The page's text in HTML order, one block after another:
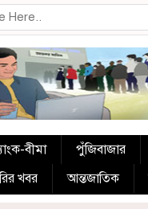
বীমা পুঁজিবাজার
খবর আন্তজাতিক